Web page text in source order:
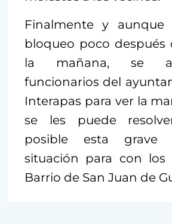
Finalmente y aunque
bloqueo poco después
la mañana, se
funcionarios del
Interapas para ver la
se les puede
posible esta grave
situación para con los
Barrio de San Juan de